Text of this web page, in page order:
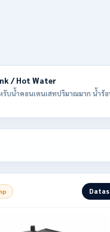
/ Hot Water
รับน้ำคอนเดนเสทปริมาณมาก น้ำร้